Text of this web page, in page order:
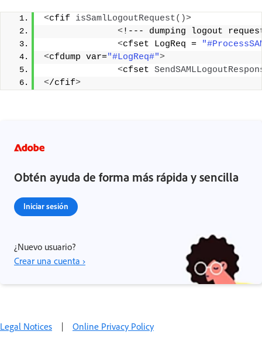
<cfif isSamlLogoutRequest()>
<!--- dumping logout
<cfset LogReq =
<cfdump var="#LogReq#">
<cfset
</cfif>
Obtén ayuda de forma más rápida y sencilla
Iniciar sesión
¿Nuevo usuario?
Crear una cuenta ›
Legal Notices | Online Privacy Policy